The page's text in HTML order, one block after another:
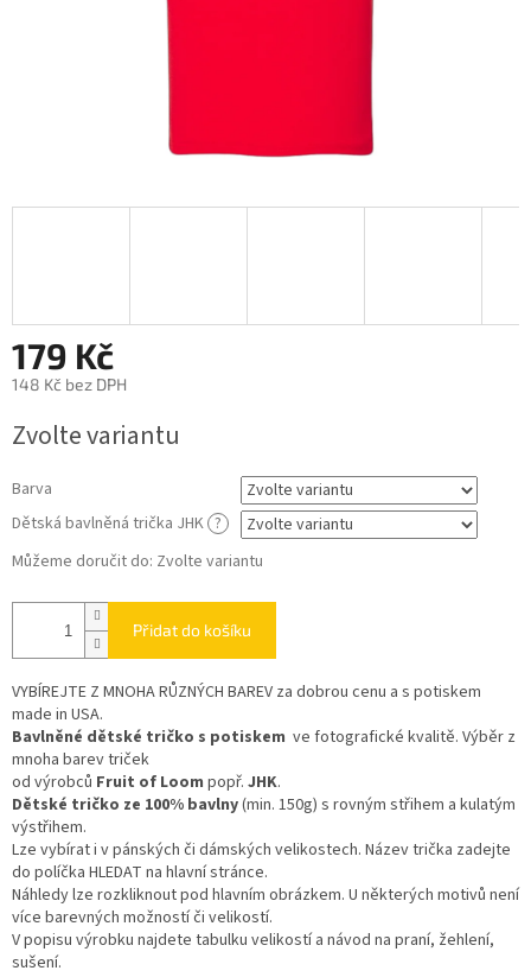
179 Kč
148 Kč bez DPH
cena:
Zvolte variantu
Barva
Dětská bavlněná trička JHK ?
Můžeme doručit do: Zvolte variantu
Přidat do košíku
VYBÍREJTE Z MNOHA RŮZNÝCH BAREV za dobrou cenu a s potiskem
made in USA.
Bavlněné dětské tričko s potiskem ve fotografické kvalitě. Výběr z
mnoha barev triček
od výrobců Fruit of Loom popř. JHK.
Dětské tričko ze 100% bavlny(min. 150g) s rovným střihem a kulatým
výstřihem.
Lze vybírat i v pánských či dámských velikostech. Název trička zadejte
do políčka HLEDAT na hlavní stránce.
Náhledy lze rozkliknout pod hlavním obrázkem. U některých motivů není
více barevných možností či velikostí.
V popisu výrobku najdete tabulku velikostí a návod na praní, žehlení,
sušení.